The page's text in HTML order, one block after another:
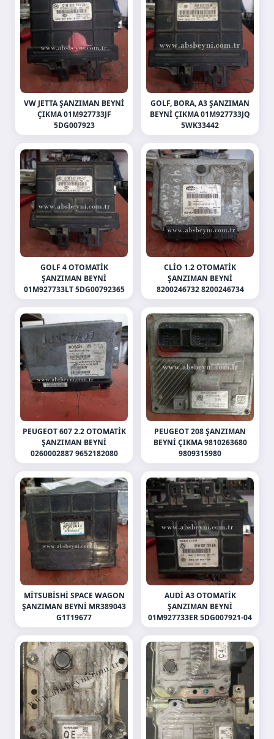
VW JETTA ŞANZIMAN BEYNI
ÇIKMA 01M927733JF
5DG007923
GOLF, BORA, A3 ŞANZIMAN
BEYNI ÇIKMA 01M927733JQ
5WK33442
GOLF 4 OTOMATIK
ŞANZIMAN BEYNI
01M927733LT 5DG00792365
CLIO 1.2 OTOMATIK
ŞANZIMAN BEYNI
8200246732 8200246734
PEUGEOT 607 2.2 OTOMATIK
ŞANZIMAN BEYNI
0260002887 9652182080
PEUGEOT 208 ŞANZIMAN
BEYNI ÇIKMA 9810263680
9809315980
MITSUBISHI SPACE WAGON
ŞANZIMAN BEYNI MR389043
G1T19677
AUDI A3 OTOMATIK
ŞANZIMAN BEYNI
01M927733ER 5DG007921-04